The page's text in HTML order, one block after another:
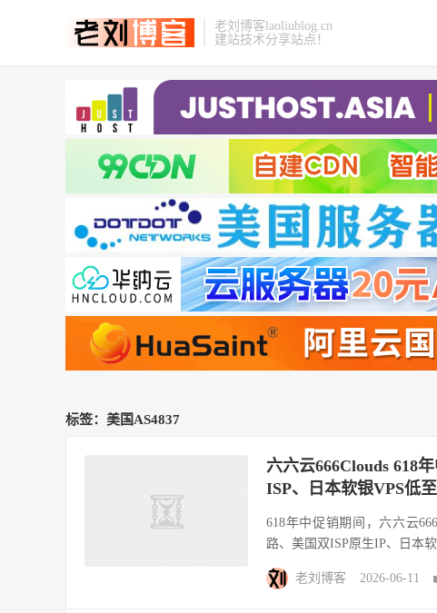
老刘博客laoliublog.cn
建站技术分享站点！
标签：美国AS4837
六六云666Clouds 618
ISP、日本软银VPS低
618年中促销期间，六六云
路、美国双ISP原生IP、日本
老刘博客 2026-06-11